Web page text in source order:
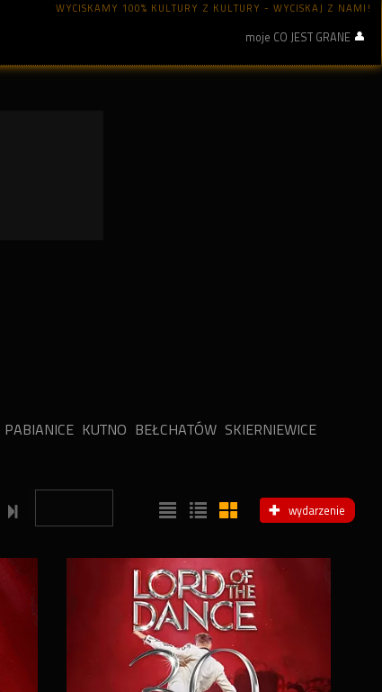
WYCISKAMY 100% KULTURY Z KULTURY - WYCISKAJ Z NAMI!
moje CO JEST GRANE
PABIANICE KUTNO BEŁCHATÓW SKIERNIEWICE
wydarzenie